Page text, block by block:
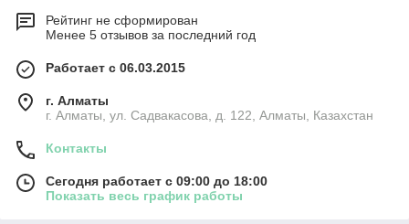
Рейтинг не сформирован
Менее 5 отзывов за последний год
Работает с 06.03.2015
г. Алматы
г. Алматы, ул. Садвакасова, д. 122, Алматы, Казахстан
Контакты
Сегодня работает с 09:00 до 18:00
Показать весь график работы